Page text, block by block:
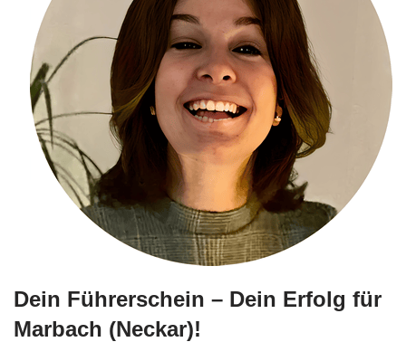
Dein Führerschein – Dein Erfolg für
Marbach (Neckar)!